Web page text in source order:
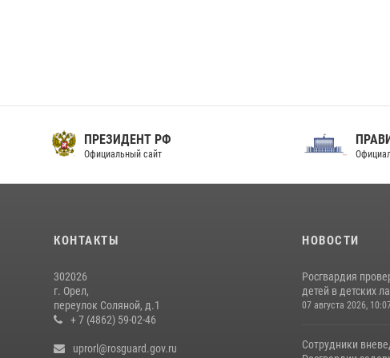
ПРЕЗИДЕНТ РФ
Официальный сайт
КОНТАКТЫ
302026
г. Орел,
переулок Соляной, д.1
+ 7 (4862) 59-02-46
uprorl@rosguard.gov.ru
НОВОСТИ
Росгвардия
детей в детских
07 августа 2026,
Сотрудники